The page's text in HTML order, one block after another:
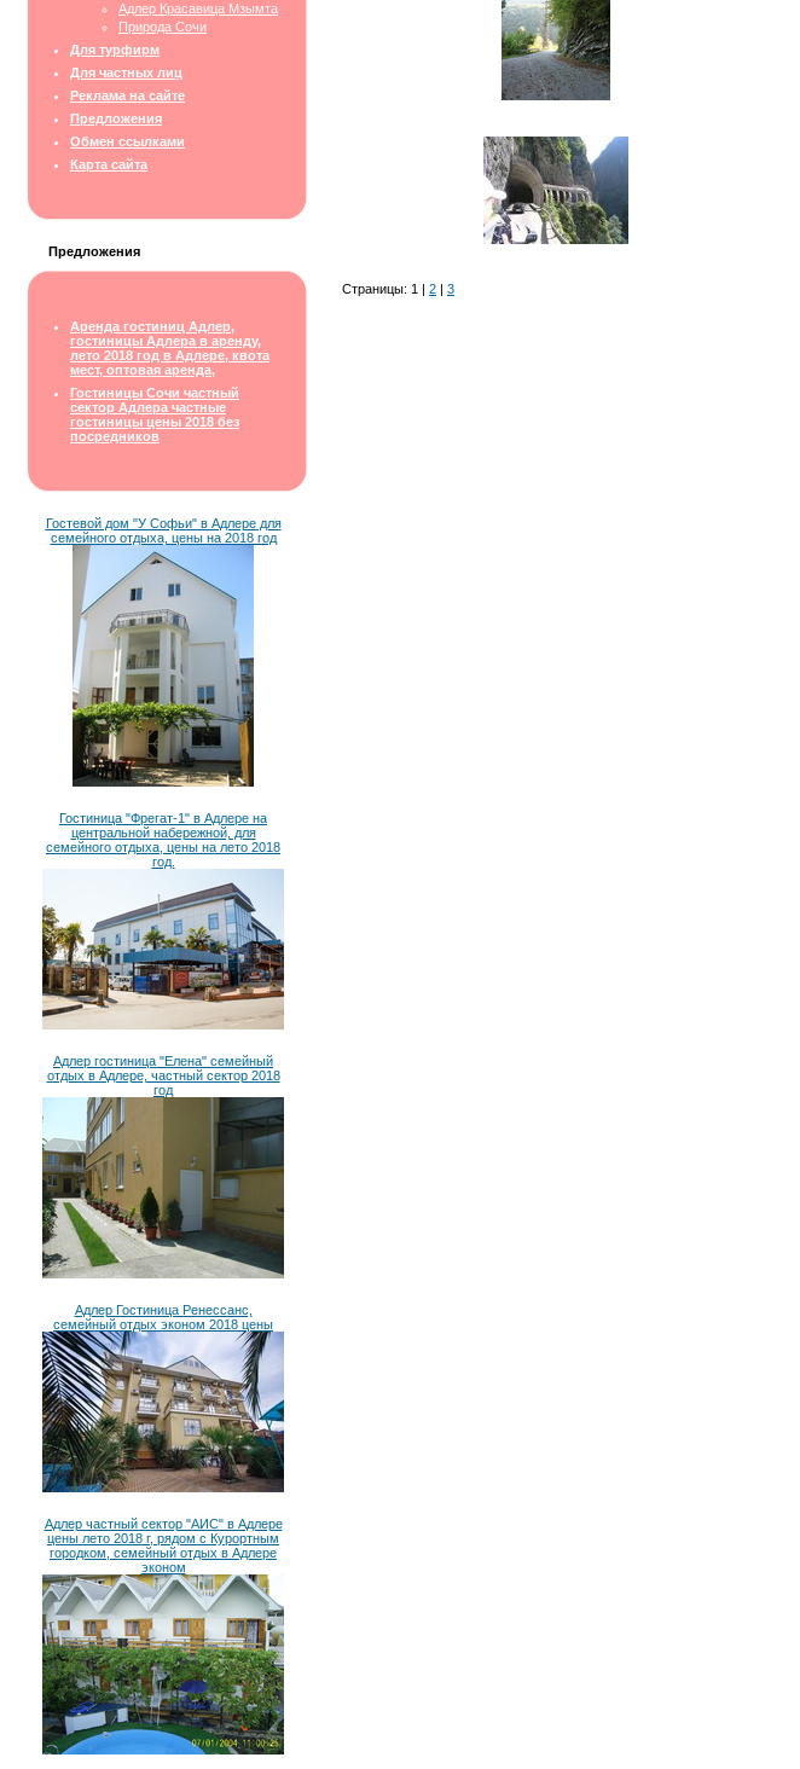
Адлер Красавица Мзымта
Природа Сочи
Для турфирм
Для частных лиц
Реклама на сайте
Предложения
Обмен ссылками
Карта сайта
Предложения
Аренда гостиниц Адлер,
гостиницы Адлера в аренду,
лето 2018 год в Адлере, квота
мест, оптовая аренда,
Гостиницы Сочи частный
сектор Адлера частные
гостиницы цены 2018 без
посредников
Гостевой дом "У Софьи" в Адлере для
семейного отдыха, цены на 2018 год
Гостиница "Фрегат-1" в Адлере на
центральной набережной, для
семейного отдыха, цены на лето 2018
год.
Адлер гостиница "Елена" семейный
отдых в Адлере, частный сектор 2018
год
Адлер Гостиница Ренессанс,
семейный отдых эконом 2018 цены
Адлер частный сектор "АИС" в Адлере
цены лето 2018 г, рядом с Курортным
городком, семейный отдых в Адлере
эконом
Страницы: 1 | 2 | 3